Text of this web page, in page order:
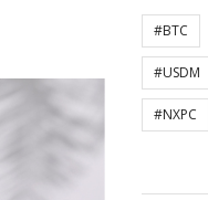
#BTC
#USDM
#NXPC